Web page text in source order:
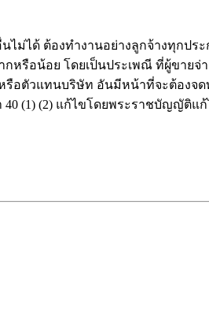
ได้ ต้องทำงานอย่างลูกจ้างทุกปร
รือน้อย โดยเป็นประเพณี ที่ผู้ขายจ่
ตัวแทนบริษัท อันมีหน้าที่จะต้องจด
(1) (2) แก้ไขโดยพระราชบัญญัติแ